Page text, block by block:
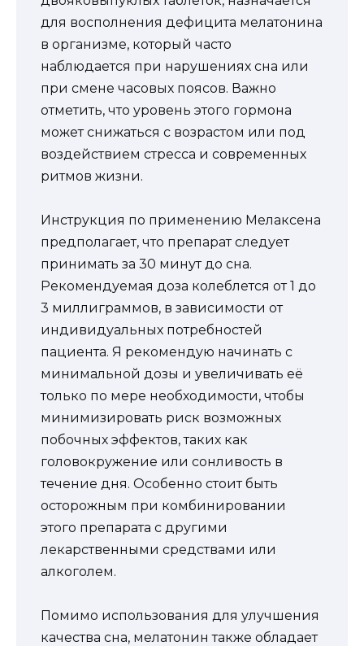
для восполнения дефицита мелатонина
в организме, который часто
наблюдается при нарушениях сна или
при смене часовых поясов. Важно
отметить, что уровень этого гормона
может снижаться с возрастом или под
воздействием стресса и современных
ритмов жизни.
Инструкция по применению Мелаксена
предполагает, что препарат следует
принимать за 30 минут до сна.
Рекомендуемая доза колеблется от 1 до
3 миллиграммов, в зависимости от
индивидуальных потребностей
пациента. Я рекомендую начинать с
минимальной дозы и увеличивать её
только по мере необходимости, чтобы
минимизировать риск возможных
побочных эффектов, таких как
головокружение или сонливость в
течение дня. Особенно стоит быть
осторожным при комбинировании
этого препарата с другими
лекарственными средствами или
алкоголем.
Помимо использования для улучшения
качества сна, мелатонин также обладает